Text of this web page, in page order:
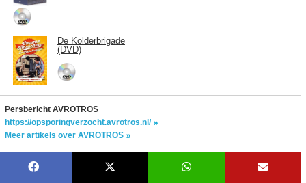
De Kolderbrigade
(DVD)
Persbericht AVROTROS
https://opsporingverzocht.avrotros.nl/
Meer artikels over AVROTROS